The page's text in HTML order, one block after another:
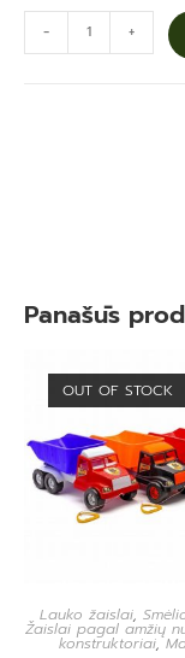
- +
Panašūs
OUT OF STOCK
Lauko žaislai,
Žaislai pagal amžių
konstruktoriai,